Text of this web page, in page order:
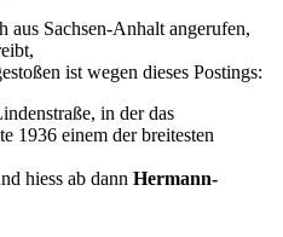
aus Sachsen-Anhalt angerufen,
ist wegen dieses Postings:
in der das
1936 einem der breitesten
hiess ab dann Hermann-